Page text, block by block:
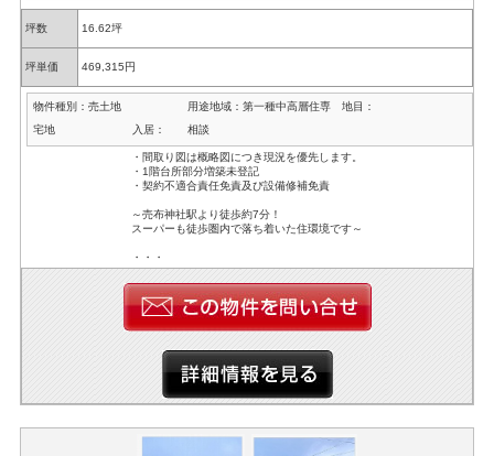
坪数 16.62坪
坪単価 469,315円
物件種別： 売土地 用途地域： 第一種中高層住専
地目：
宅地
入居： 相談
・間取り図は概略図につき現況を優先します。
・1階台所部分増築未登記
・契約不適合責任免責及び設備修補免責
～売布神社駅より徒歩約7分！
スーパーも徒歩圏内で落ち着いた住環境です～
・・・